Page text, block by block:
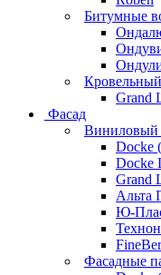
Битумные
Grand
Фасад
Виниловый
Docke
Docke
Grand
Альта
Ю-
FineBer
Фасадные